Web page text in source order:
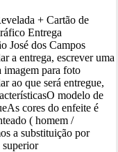
+ Cartão de
Entrega
José dos Campos
a entrega, escrever uma
imagem para foto
ao que será entregue,
O modelo de
As cores do enfeite é
( homem /
a substituição por